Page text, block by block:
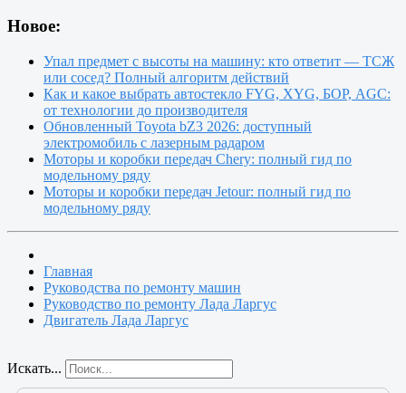
Новое:
Упал предмет с высоты на машину: кто ответит — ТСЖ
или сосед? Полный алгоритм действий
Как и какое выбрать автостекло FYG, XYG, БОР, AGC:
от технологии до производителя
Обновленный Toyota bZ3 2026: доступный
электромобиль с лазерным радаром
Моторы и коробки передач Chery: полный гид по
модельному ряду
Моторы и коробки передач Jetour: полный гид по
модельному ряду
Главная
Руководства по ремонту машин
Руководство по ремонту Лада Ларгус
Двигатель Лада Ларгус
Искать...